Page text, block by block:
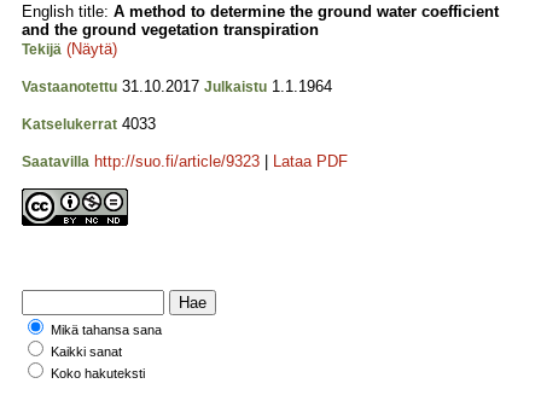
English title: A method to determine the ground water coefficient
and the ground vegetation transpiration
Tekijä (Näytä)
Vastaanotettu 31.10.2017 Julkaistu 1.1.1964
Katselukerrat 4033
Saatavilla http://suo.fi/article/9323 Lataa PDF
Mikä tahansa sana
Kaikki sanat
Koko hakuteksti